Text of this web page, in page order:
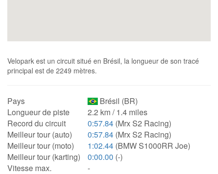
Velopark est un circuit situé en Brésil, la longueur de son tracé
principal est de 2249 mètres.
Pays
Brésil (BR)
Longueur de piste
2.2 km / 1.4 miles
Record du circuit
0:57.84 (Mrx S2 Racing)
Meilleur tour (auto)
0:57.84 (Mrx S2 Racing)
Meilleur tour (moto)
1:02.44 (BMW S1000RR Joe)
Meilleur tour (karting)
0:00.00 (-)
Vitesse max.
-